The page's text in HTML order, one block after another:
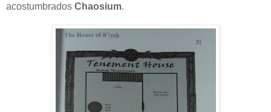
acostumbrados Chaosium.